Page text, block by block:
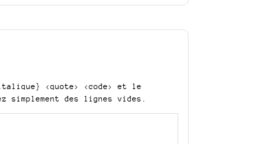
<quote> <code>
et le
simplement des lignes vides.